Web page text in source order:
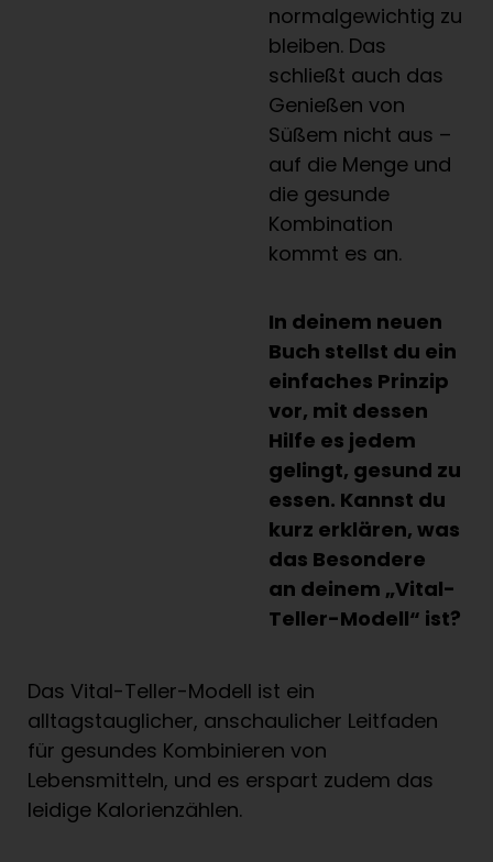
normalgewichtig zu
bleiben. Das
schließt auch das
Genießen von
Süßem nicht aus –
auf die Menge und
die gesunde
Kombination
kommt es an.
In deinem neuen
Buch stellst du ein
einfaches Prinzip
vor, mit dessen
Hilfe es jedem
gelingt, gesund zu
essen. Kannst du
kurz erklären, was
das Besondere
an deinem „Vital-
Teller-Modell“ ist?
Das Vital-Teller-Modell ist ein
alltagstauglicher, anschaulicher Leitfaden
für gesundes Kombinieren von
Lebensmitteln, und es erspart zudem das
leidige Kalorienzählen.